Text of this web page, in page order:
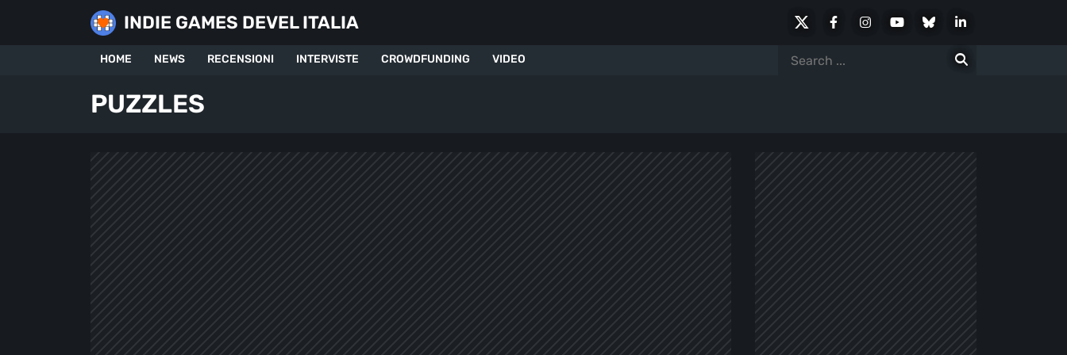
INDIE GAMES DEVEL ITALIA FacebookInstagramYoutubeBlueskyLinkedIn
HOME NEWS RECENSIONI INTERVISTE CROWDFUNDING VIDEO
Search
PUZZLES